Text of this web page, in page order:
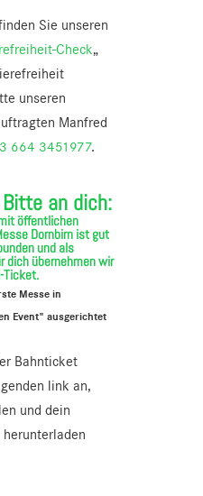
Sie unseren
Check„
unseren
Manfred
664 3451977.
an dich:
öffentlichen
Dornbirn ist gut
und als
dich übernehmen wir
Ticket.
Messe in
Event" ausgerichtet
Bahnticket
link an,
und dein